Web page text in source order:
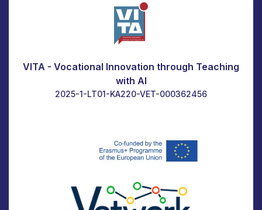
VITA - Vocational Innovation through Teaching
with AI
2025-1-LT01-KA220-VET-000362456